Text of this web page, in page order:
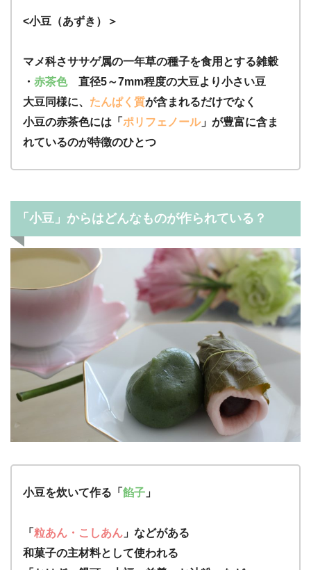
<小豆（あずき）＞
マメ科さササゲ属の一年草の種子を食用とする雑穀
・ 赤茶色直径5～7mm程度の大豆より小さい豆
大豆同様に、 たんぱく質が含まれるだけでなく
小豆の赤茶色には「 ポリフェノール」が豊富に含ま
れているのが特徴のひとつ
「小豆」からはどんなものが作られている？
小豆を炊いて作る「 餡子 」
「 粒あん・こしあん 」などがある
和菓子の主材料として使われる